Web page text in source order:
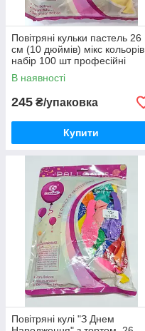
Повітряні кульки пастель 26
см (10 дюймів) мікс кольорів,
набір 100 шт професійні
латексні кулі для фотозони
В наявності
245 ₴/упаковка
Купити
Повітряні кулі "З Днем